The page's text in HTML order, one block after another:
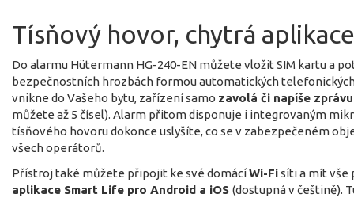
Tísňový hovor, chytrá
Do alarmu Hütermann HG-240-EN můžete vložit SIM kartu a
bezpečnostních hrozbách formou automatických
vnikne do Vašeho bytu, zařízení samo zavolá či napíše
můžete až 5 čísel). Alarm přitom disponuje i integrovaným
tísňového hovoru dokonce uslyšíte, co se v zabezpečeném
všech operátorů.
Přístroj také můžete připojit ke své domácíWi-Fisíti a mít vše
aplikace Smart Life pro Android a iOS (dostupná v češtině).